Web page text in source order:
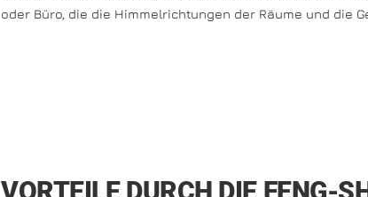
oder Büro, die die Himmelrichtungen der Räume und die